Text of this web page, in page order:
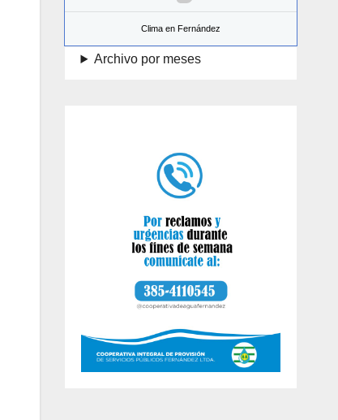
Clima en Fernández
Archivo por meses